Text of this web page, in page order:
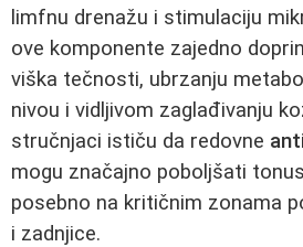
limfnu drenažu i stimulaciju
ove komponente zajedno
viška tečnosti, ubrzanju
nivou i vidljivom zaglađivanju
stručnjaci ističu da redovne
mogu značajno poboljšati
posebno na kritičnim zonama
i zadnjice.